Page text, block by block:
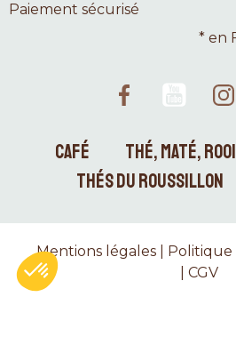
Paiement sécurisé
* en
CAFÉ
THÉ, MATÉ,
THÉS DU ROUSSILLON
Mentions légales
CGV